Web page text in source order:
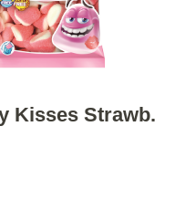
Kisses Strawb.